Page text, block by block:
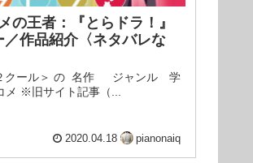
の王者：『とらドラ！』
／作品紹介〈ネタバレな
クール＞ の 名作 ジャンル 学
メ ※旧サイト記事（...
2020.04.18 pianonaiq